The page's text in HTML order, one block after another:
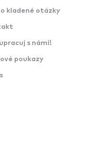
kladené otázky
s námi!
poukazy